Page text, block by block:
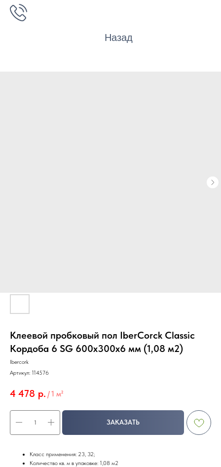
Назад
Клеевой пробковый пол IberCorck Classic
Кордоба 6 SG 600х300х6 мм (1,08 м2)
Ibercork
Артикул: 114576
4 478 р. /1 м²
ЗАКАЗАТЬ
Класс применения: 23, 32;
Количество кв. м в упаковке: 1,08 м2